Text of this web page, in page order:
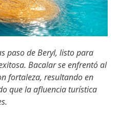
paso de Beryl, listo para
Bacalar se enfrentó al
fortaleza, resultando en
que la afluencia turística